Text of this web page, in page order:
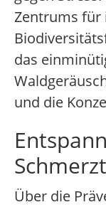
Zentrums für
das
und die
Über die